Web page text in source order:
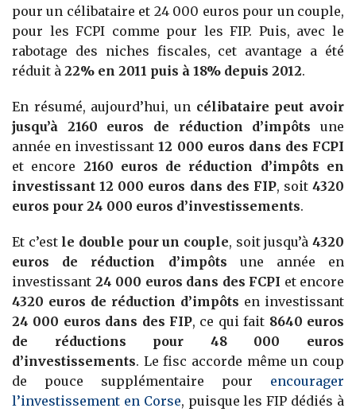
pour un célibataire et 24 000 euros pour un couple,
pour les FCPI comme pour les FIP. Puis, avec le
rabotage des niches fiscales, cet avantage a été
réduit à 22% en 2011 puis à 18% depuis 2012.
En résumé, aujourd’hui, un célibataire peut avoir
jusqu’à 2160 euros de réduction d’impôts une
année en investissant12 000 euros dans des FCPI
et encore 2160 euros de réduction d’impôts en
investissant 12 000 euros dans des FIP, soit 4320
euros pour 24 000 euros d’investissements.
Et c’est le double pour un couple, soit jusqu’à4320
euros de réduction d’impôts une année en
investissant 24 000 euros dans des FCPI et encore
4320 euros de réduction d’impôts en investissant
24 000 euros dans des FIP, ce qui fait 8640 euros
de réductions pour 48 000 euros
d’investissements. Le fisc accorde même un coup
de pouce supplémentaire pour encourager
l’investissement en Corse, puisque les FIP dédiés à